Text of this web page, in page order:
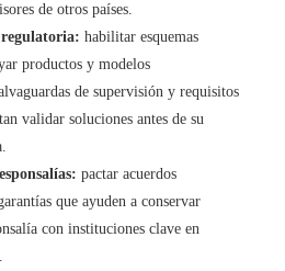
de otros países.
habilitar esquemas
productos y modelos
de supervisión y requisitos
validar soluciones antes de su
pactar acuerdos
que ayuden a conservar
con instituciones clave en